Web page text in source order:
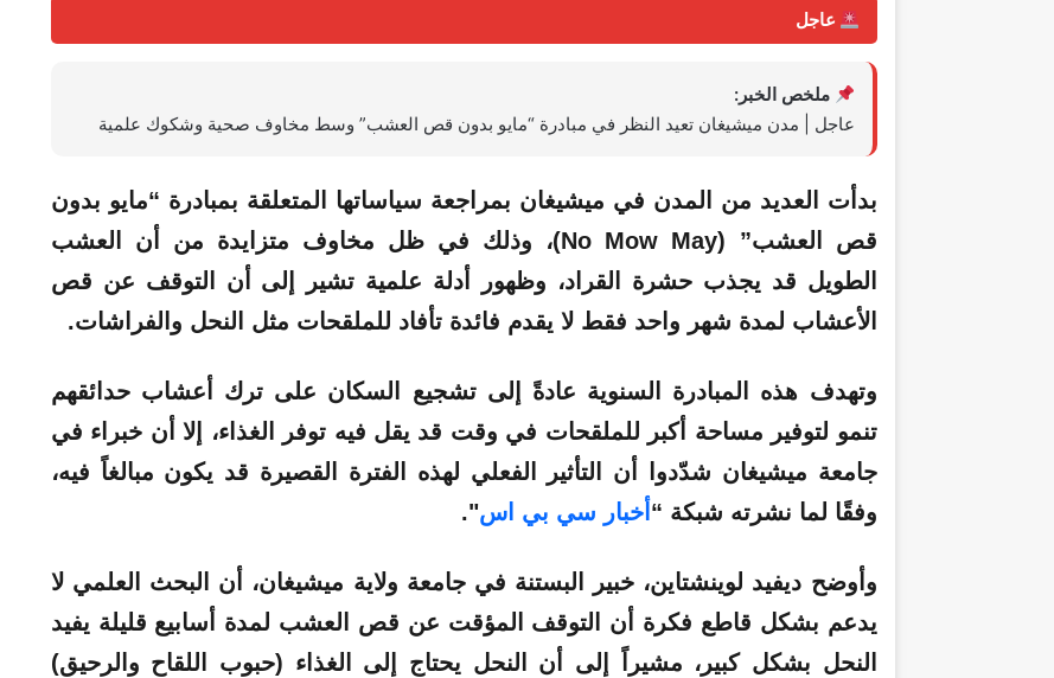
عاجل
ملخص الخبر:
عاجل | مدن ميشيغان تعيد النظر في مبادرة “مايو بدون قص العشب” وسط مخاوف صحية وشكوك علمية
بدأت العديد من المدن في ميشيغان بمراجعة سياساتها المتعلقة بمبادرة “مايو بدون
قص العشب” (No Mow May)، وذلك في ظل مخاوف متزايدة من أن العشب
الطويل قد يجذب حشرة القراد، وظهور أدلة علمية تشير إلى أن التوقف عن قص
الأعشاب لمدة شهر واحد فقط لا يقدم فائدة تأفاد للملقحات مثل النحل والفراشات.
وتهدف هذه المبادرة السنوية عادةً إلى تشجيع السكان على ترك أعشاب حدائقهم
تنمو لتوفير مساحة أكبر للملقحات في وقت قد يقل فيه توفر الغذاء، إلا أن خبراء في
جامعة ميشيغان شدّدوا أن التأثير الفعلي لهذه الفترة القصيرة قد يكون مبالغاً فيه،
وفقًا لما نشرته شبكة “ أخبار سي بي اس".
وأوضح ديفيد لوينشتاين، خبير البستنة في جامعة ولاية ميشيغان، أن البحث العلمي لا
يدعم بشكل قاطع فكرة أن التوقف المؤقت عن قص العشب لمدة أسابيع قليلة يفيد
النحل بشكل كبير، مشيراً إلى أن النحل يحتاج إلى الغذاء (حبوب اللقاح والرحيق)